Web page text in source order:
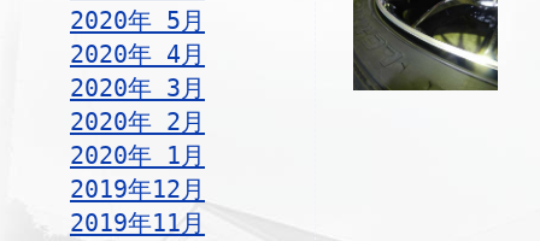
2020年 5月
2020年 4月
2020年 3月
2020年 2月
2020年 1月
2019年12月
2019年11月